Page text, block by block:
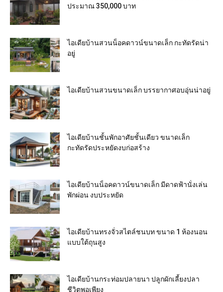
ประมาณ 350,000 บาท
ไอเดียบ้านสวนน็อคดาวน์ขนาดเล็ก กะทัดรัดน่า
อยู่
ไอเดียบ้านสวนขนาดเล็ก บรรยากาศอบอุ่นน่าอยู่
ไอเดียบ้านชั้นพักอาศัยชั้นเดียว ขนาดเล็ก
กะทัดรัดประหยัดงบก่อสร้าง
ไอเดียบ้านน็อคดาวน์ขนาดเล็ก มีดาดฟ้านั่งเล่น
พักผ่อน งบประหยัด
ไอเดียบ้านทรงจั่วสไตล์ชนบท ขนาด 1 ห้องนอน
แบบใต้ถุนสูง
ไอเดียบ้านกระท่อมปลายนา ปลูกผักเลี้ยงปลา
ชีวิตพอเพียง